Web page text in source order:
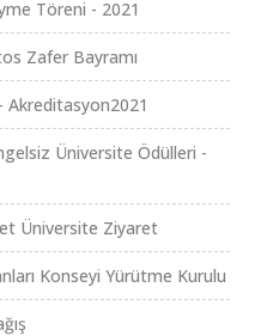
Töreni - 2021
Zafer Bayramı
Akreditasyon2021
Üniversite Ödülleri -
Üniversite Ziyaret
Konseyi Yürütme Kurulu